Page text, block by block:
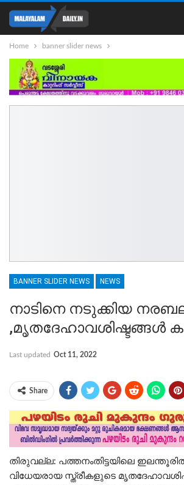
Home banner slider news
BANNER SLIDER NEWS NEWS
നാടിനെ നടുക്കിയ
,മൃതദേഹാവശിഷ്ടങ്ങൾ
Last updated Oct 11, 2022
Share
തിരുവല്ല: പത്തനംതിട്ടയിലെ
വിധേയരായ സ്ത്രീകളുടെ